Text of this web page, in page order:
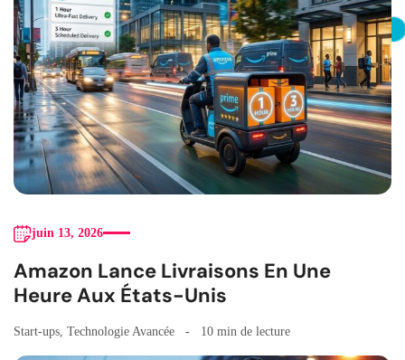
juin 13, 2026
Amazon Lance Livraisons En Une
Heure Aux États-Unis
Start-ups Technologie Avancée 10 min de lecture